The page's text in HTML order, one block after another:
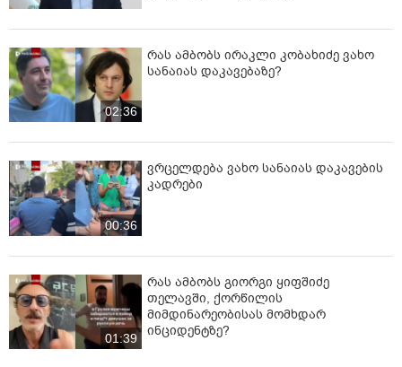
02:36
რას ამბობს ირაკლი კობახიძე ვახო
სანაიას დაკავებაზე?
00:36
ვრცელდება ვახო სანაიას დაკავების
კადრები
01:39
რას ამბობს გიორგი ყიფშიძე
თელავში, ქორწილის
მიმდინარეობისას მომხდარ
ინციდენტზე?